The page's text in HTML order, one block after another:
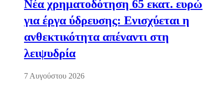
Νέα χρηματοδότηση 65 εκατ. ευρώ
για έργα ύδρευσης: Ενισχύεται η
ανθεκτικότητα απέναντι στη
λειψυδρία
7 Αυγούστου 2026